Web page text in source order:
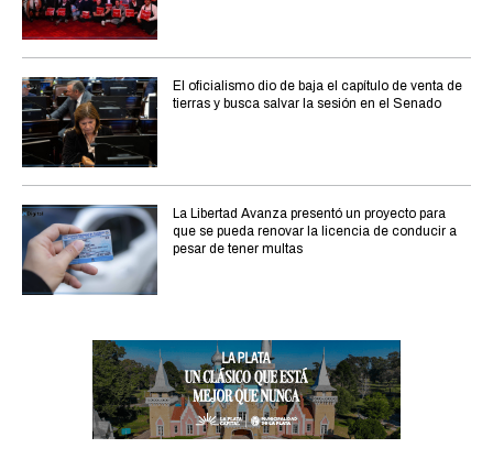
El oficialismo dio de baja el capítulo de venta de
tierras y busca salvar la sesión en el Senado
La Libertad Avanza presentó un proyecto para
que se pueda renovar la licencia de conducir a
pesar de tener multas